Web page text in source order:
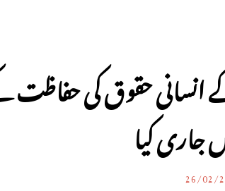
انسانی حقوق کی
جاری کیا
26/02/